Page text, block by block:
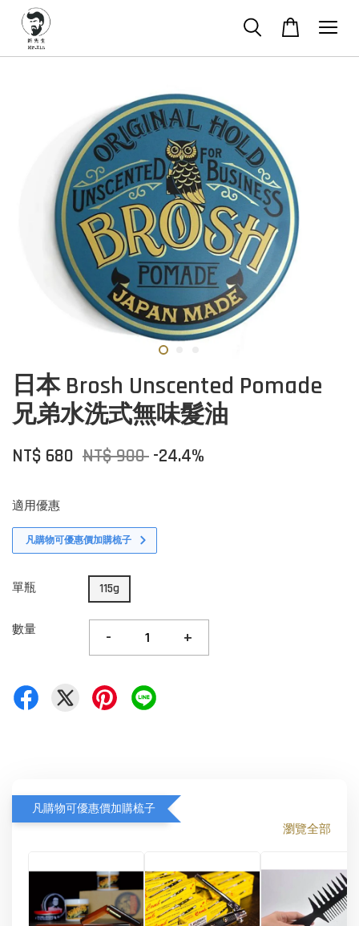
日本 Brosh Unscented Pomade
兄弟水洗式無味髮油
NT$ 680 NT$ 900 -24.4%
適用優惠
凡購物可優惠價加購梳子
單瓶 115g
數量 - +
凡購物可優惠價加購梳子
瀏覽全部